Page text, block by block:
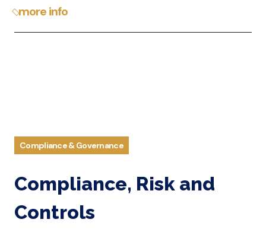
more info
Compliance & Governance
Compliance, Risk and
Controls